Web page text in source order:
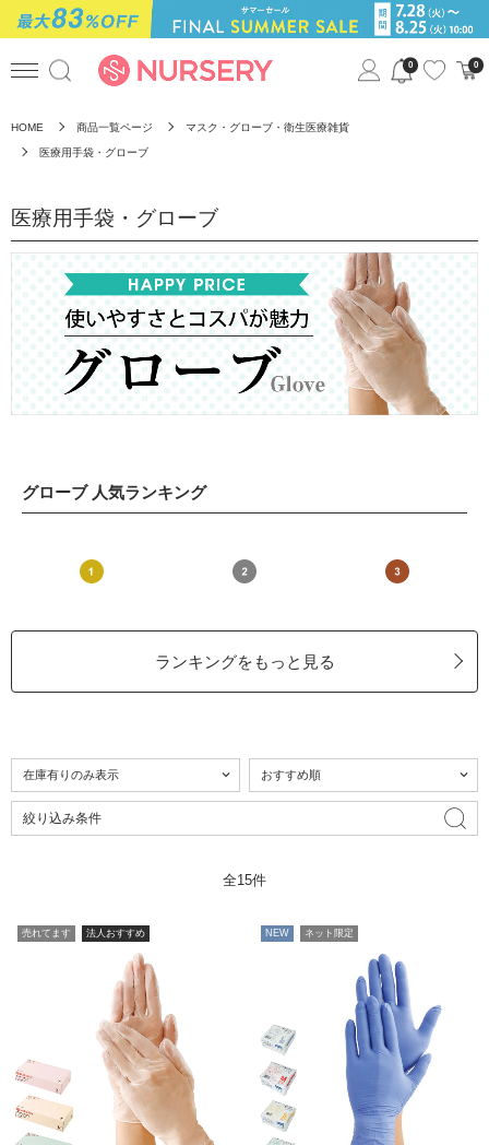
0 0
HOME 商品一覧ページ マスク・グローブ・衛生医療雑貨
医療用手袋・グローブ
医療用手袋・グローブ
グローブ 人気ランキング
ランキングをもっと見る
絞り込み条件
全15件
売れてます 法人おすすめ NEW ネット限定